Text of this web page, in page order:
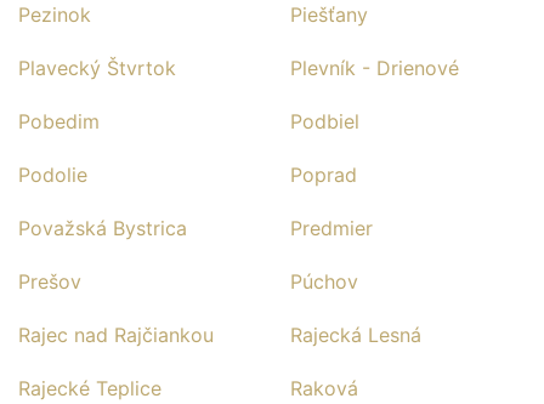
Pezinok Piešťany
Plavecký Štvrtok Plevník - Drienové
Pobedim Podbiel
Podolie Poprad
Považská Bystrica Predmier
Prešov Púchov
Rajec nad Rajčiankou Rajecká Lesná
Rajecké Teplice Raková